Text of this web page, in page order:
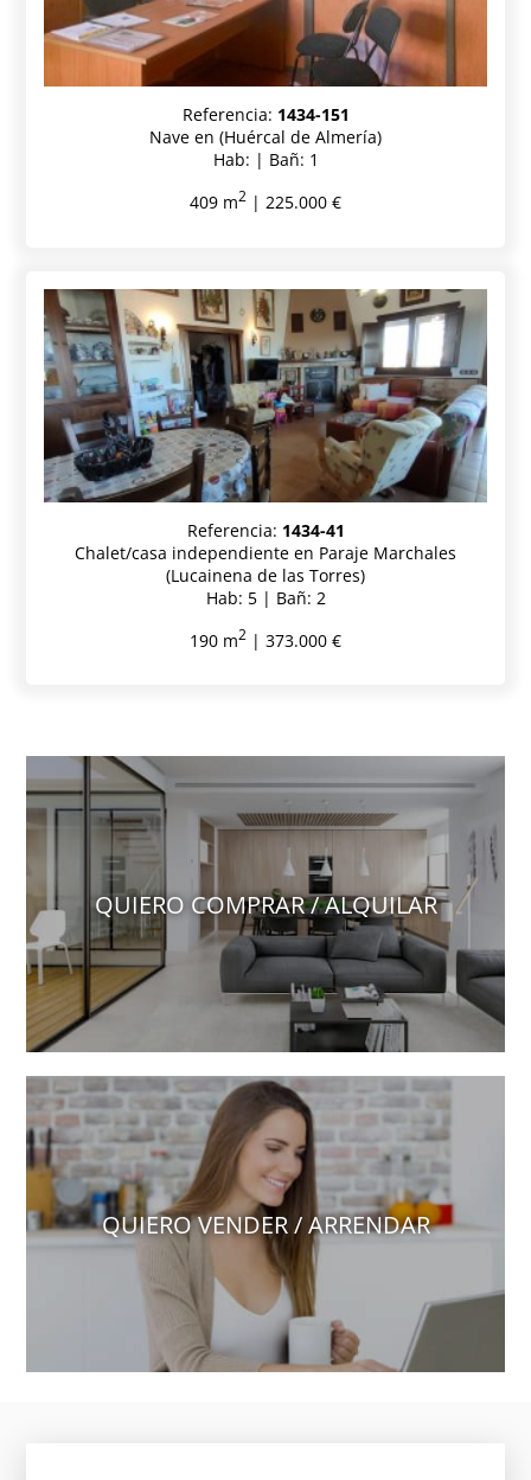
Referencia: 1434-151
Nave en (Huércal de Almería)
Hab: | Bañ: 1
409 m2 | 225.000 €
Referencia: 1434-41
Chalet/casa independiente en Paraje Marchales
(Lucainena de las Torres)
Hab: 5 | Bañ: 2
190 m2 | 373.000 €
QUIERO COMPRAR / ALQUILAR
QUIERO VENDER / ARRENDAR